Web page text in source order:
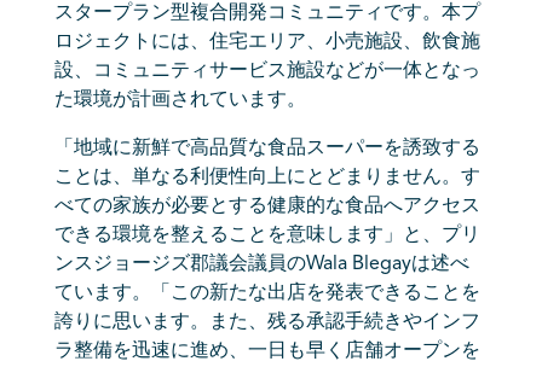
スタープラン型複合開発コミュニティです。本プ
ロジェクトには、住宅エリア、小売施設、飲食施
設、コミュニティサービス施設などが一体となっ
た環境が計画されています。
「地域に新鮮で高品質な食品スーパーを誘致する
ことは、単なる利便性向上にとどまりません。す
べての家族が必要とする健康的な食品へアクセス
できる環境を整えることを意味します」と、プリ
ンスジョージズ郡議会議員のWala Blegayは述べ
ています。「この新たな出店を発表できることを
誇りに思います。また、残る承認手続きやインフ
ラ整備を迅速に進め、一日も早く店舗オープンを